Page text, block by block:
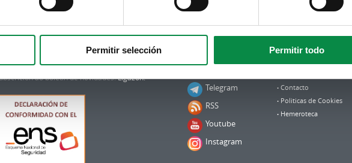
Permitir selección Permitir todo
boletíns
Podes recibir a información publicada na web
no teu correo electrónico mediante unha
ao boletín de novidades.Ligazón.
Síguenos
Telegram
RSS
Youtube
Instagram
Política de privacidade
Aviso Legal
Contacto
Politicas de Cookies
Hemeroteca